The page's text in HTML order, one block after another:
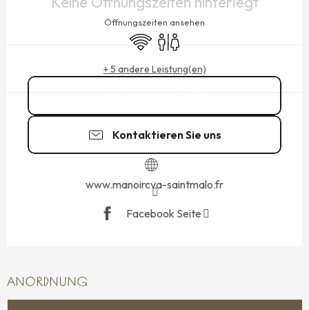
Öffnungszeiten ansehen
Wi-Fi Toiletten
+ 5 andere Leistung(en)
Kontaktieren Sie uns
www.manoircva-saintmalo.fr
Facebook Seite
ANORDNUNG